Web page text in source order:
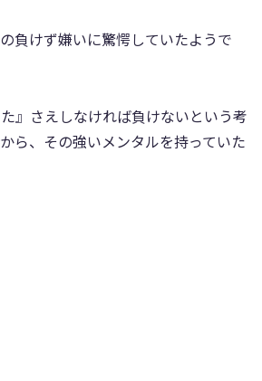
負けず嫌いに驚愕していたようで
』さえしなければ負けないという考
ら、その強いメンタルを持っていた